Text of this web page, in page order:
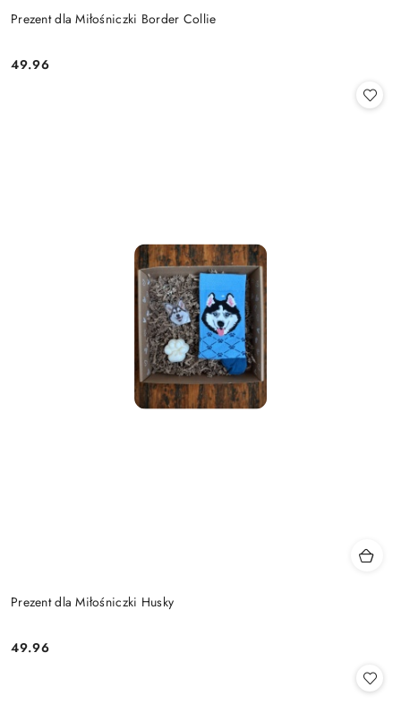
Prezent dla Miłośniczki Border Collie
Cena:
49.96
Prezent dla Miłośniczki Husky
Cena:
49.96